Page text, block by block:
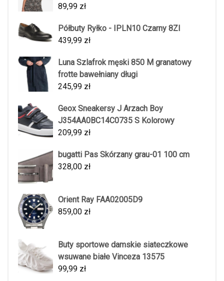
89,99 zł
Półbuty Ryłko - IPLN10 Czarny 8ZI
439,99 zł
Luna Szlafrok męski 850 M granatowy
frotte bawełniany długi
245,99 zł
Geox Sneakersy J Arzach Boy
J354AA0BC14C0735 S Kolorowy
209,99 zł
bugatti Pas Skórzany grau-01 100 cm
328,00 zł
Orient Ray FAA02005D9
859,00 zł
Buty sportowe damskie siateczkowe
wsuwane białe Vinceza 13575
99,99 zł